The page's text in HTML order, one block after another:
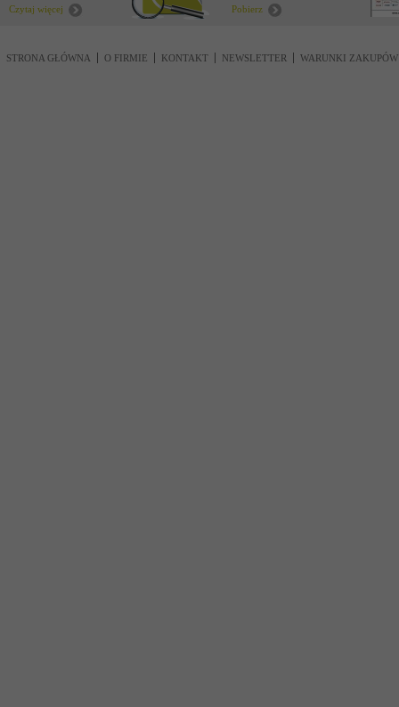
Czytaj więcej
Pobierz
STRONA GŁÓWNA O FIRMIE KONTAKT NEWSLETTER WARUNKI ZAKUPÓW